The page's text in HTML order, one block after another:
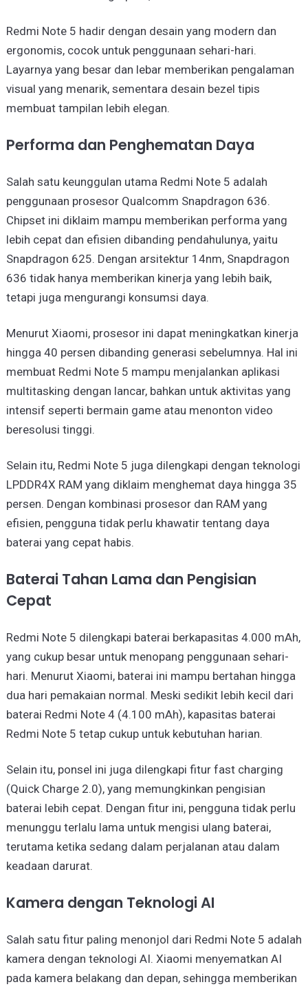
Redmi Note 5 hadir dengan desain yang modern dan
ergonomis, cocok untuk penggunaan sehari-hari.
Layarnya yang besar dan lebar memberikan pengalaman
visual yang menarik, sementara desain bezel tipis
membuat tampilan lebih elegan.
Performa dan Penghematan Daya
Salah satu keunggulan utama Redmi Note 5 adalah
penggunaan prosesor Qualcomm Snapdragon 636.
Chipset ini diklaim mampu memberikan performa yang
lebih cepat dan efisien dibanding pendahulunya, yaitu
Snapdragon 625. Dengan arsitektur 14nm, Snapdragon
636 tidak hanya memberikan kinerja yang lebih baik,
tetapi juga mengurangi konsumsi daya.
Menurut Xiaomi, prosesor ini dapat meningkatkan kinerja
hingga 40 persen dibanding generasi sebelumnya. Hal ini
membuat Redmi Note 5 mampu menjalankan aplikasi
multitasking dengan lancar, bahkan untuk aktivitas yang
intensif seperti bermain game atau menonton video
beresolusi tinggi.
Selain itu, Redmi Note 5 juga dilengkapi dengan teknologi
LPDDR4X RAM yang diklaim menghemat daya hingga 35
persen. Dengan kombinasi prosesor dan RAM yang
efisien, pengguna tidak perlu khawatir tentang daya
baterai yang cepat habis.
Baterai Tahan Lama dan Pengisian
Cepat
Redmi Note 5 dilengkapi baterai berkapasitas 4.000 mAh,
yang cukup besar untuk menopang penggunaan sehari-
hari. Menurut Xiaomi, baterai ini mampu bertahan hingga
dua hari pemakaian normal. Meski sedikit lebih kecil dari
baterai Redmi Note 4 (4.100 mAh), kapasitas baterai
Redmi Note 5 tetap cukup untuk kebutuhan harian.
Selain itu, ponsel ini juga dilengkapi fitur fast charging
(Quick Charge 2.0), yang memungkinkan pengisian
baterai lebih cepat. Dengan fitur ini, pengguna tidak perlu
menunggu terlalu lama untuk mengisi ulang baterai,
terutama ketika sedang dalam perjalanan atau dalam
keadaan darurat.
Kamera dengan Teknologi AI
Salah satu fitur paling menonjol dari Redmi Note 5 adalah
kamera dengan teknologi AI. Xiaomi menyematkan AI
pada kamera belakang dan depan, sehingga memberikan